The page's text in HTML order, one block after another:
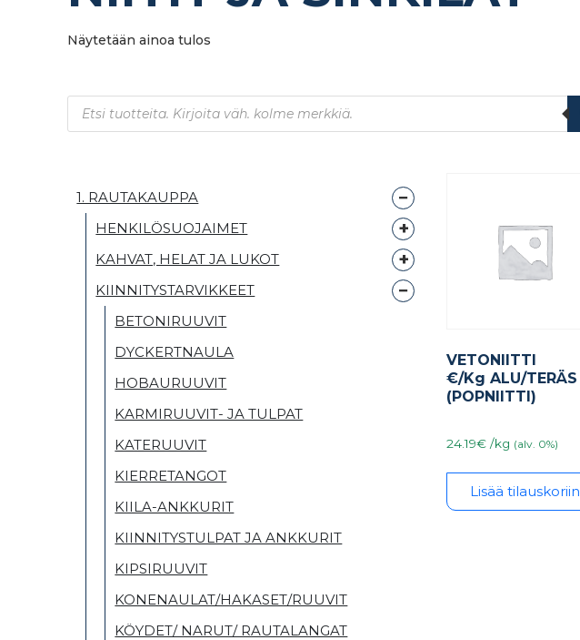
Näytetään ainoa tulos
Products search
1. RAUTAKAUPPA
HENKILÖSUOJAIMET
KAHVAT, HELAT JA LUKOT
KIINNITYSTARVIKKEET
BETONIRUUVIT
DYCKERTNAULA
HOBAURUUVIT
KARMIRUUVIT- JA TULPAT
KATERUUVIT
KIERRETANGOT
KIILA-ANKKURIT
KIINNITYSTULPAT JA ANKKURIT
KIPSIRUUVIT
KONENAULAT/HAKASET/RUUVIT
KÖYDET/ NARUT/ RAUTALANGAT
VETONIITTI
€/Kg ALU/TERÄS
(POPNIITTI)
24.19€ /kg (alv. 0%)
Lisää tilauskoriin